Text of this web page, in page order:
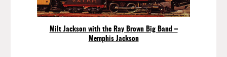
Milt Jackson with the Ray Brown Big Band –
Memphis Jackson